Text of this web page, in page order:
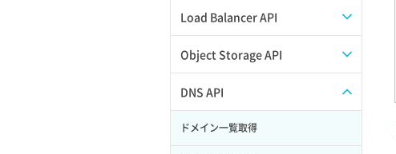
サブユーザーにロールを紐づけ
サブユーザー一覧取得
サブユーザー作成
サブユーザー削除
スナップショット詳細取得（アイテム
指定）
バックアップリストア
イメージ一覧取得
イメージ保存容量変更
イメージ削除
SSHキーペア一覧取得
SSHキーペア作成
QoSポリシー一覧取得
QoSポリシー詳細取得
サブネット一覧取得
サブネット作成（ローカルネットワー
ク用）
Load Balancer API
プール一覧取得
プール作成
プール削除
Object Storage API
Web公開
アカウント容量設定
DNS API
ドメイン一覧取得